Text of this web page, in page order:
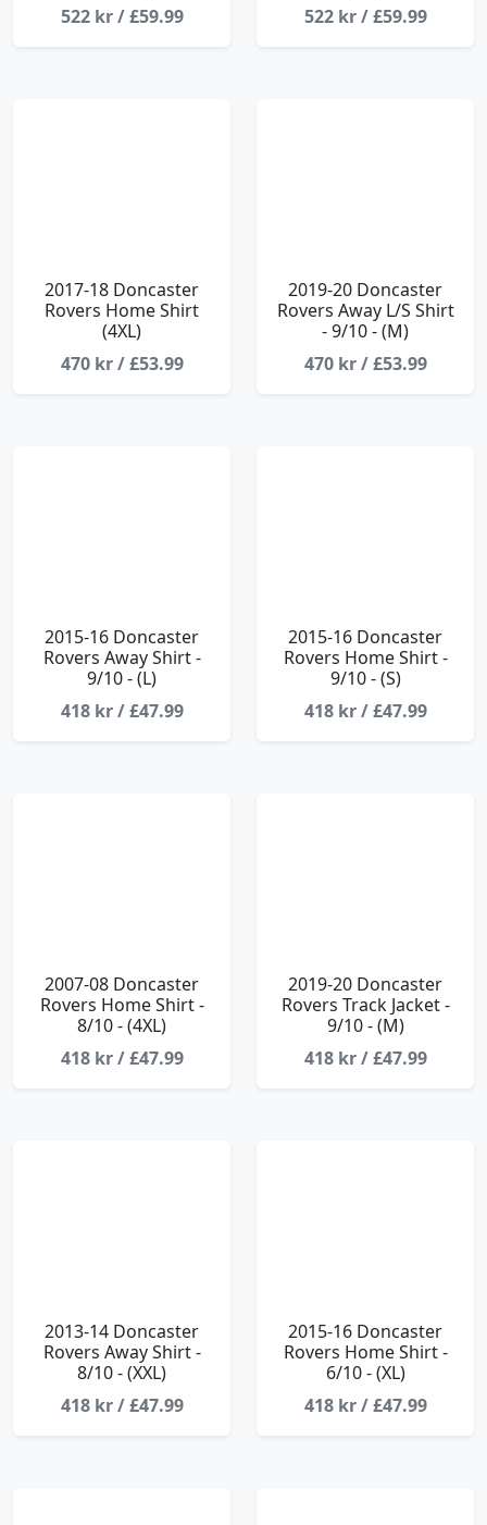
522 kr / £59.99
522 kr / £59.99
2017-18 Doncaster
Rovers Home Shirt
(4XL)
470 kr / £53.99
2019-20 Doncaster
Rovers Away L/S Shirt
- 9/10 - (M)
470 kr / £53.99
2015-16 Doncaster
Rovers Away Shirt -
9/10 - (L)
418 kr / £47.99
2015-16 Doncaster
Rovers Home Shirt -
9/10 - (S)
418 kr / £47.99
2007-08 Doncaster
Rovers Home Shirt -
8/10 - (4XL)
418 kr / £47.99
2019-20 Doncaster
Rovers Track Jacket -
9/10 - (M)
418 kr / £47.99
2013-14 Doncaster
Rovers Away Shirt -
8/10 - (XXL)
418 kr / £47.99
2015-16 Doncaster
Rovers Home Shirt -
6/10 - (XL)
418 kr / £47.99